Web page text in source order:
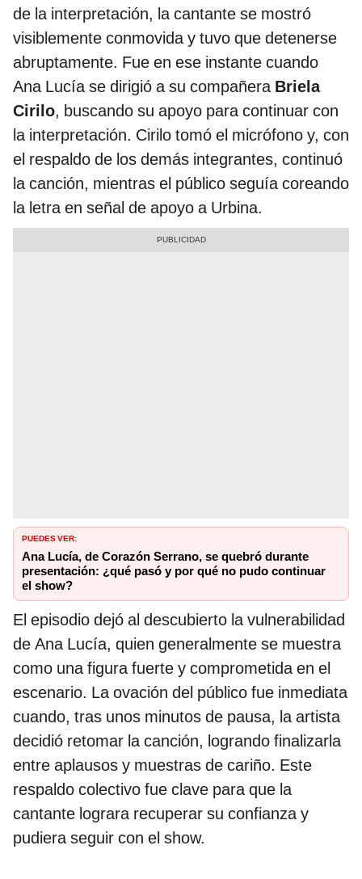
de la interpretación, la cantante se mostró
visiblemente conmovida y tuvo que detenerse
abruptamente. Fue en ese instante cuando
Ana Lucía se dirigió a su compañera Briela
Cirilo, buscando su apoyo para continuar con
la interpretación. Cirilo tomó el micrófono y, con
el respaldo de los demás integrantes, continuó
la canción, mientras el público seguía coreando
la letra en señal de apoyo a Urbina.
PUEDES VER:
Ana Lucía, de Corazón Serrano, se quebró durante
presentación: ¿qué pasó y por qué no pudo continuar
el show?
El episodio dejó al descubierto la vulnerabilidad
de Ana Lucía, quien generalmente se muestra
como una figura fuerte y comprometida en el
escenario. La ovación del público fue inmediata
cuando, tras unos minutos de pausa, la artista
decidió retomar la canción, logrando finalizarla
entre aplausos y muestras de cariño. Este
respaldo colectivo fue clave para que la
cantante lograra recuperar su confianza y
pudiera seguir con el show.